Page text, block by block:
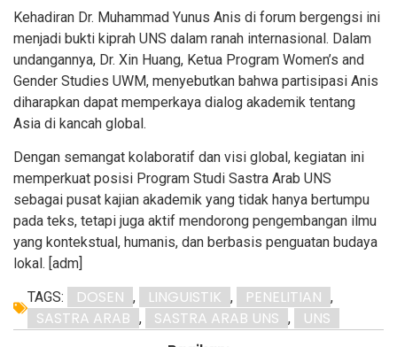
Kehadiran Dr. Muhammad Yunus Anis di forum bergengsi ini
menjadi bukti kiprah UNS dalam ranah internasional. Dalam
undangannya, Dr. Xin Huang, Ketua Program Women’s and
Gender Studies UWM, menyebutkan bahwa partisipasi Anis
diharapkan dapat memperkaya dialog akademik tentang
Asia di kancah global.
Dengan semangat kolaboratif dan visi global, kegiatan ini
memperkuat posisi Program Studi Sastra Arab UNS
sebagai pusat kajian akademik yang tidak hanya bertumpu
pada teks, tetapi juga aktif mendorong pengembangan ilmu
yang kontekstual, humanis, dan berbasis penguatan budaya
lokal. [adm]
TAGS: DOSEN , LINGUISTIK , PENELITIAN ,
SASTRA ARAB , SASTRA ARAB UNS ,
UNS